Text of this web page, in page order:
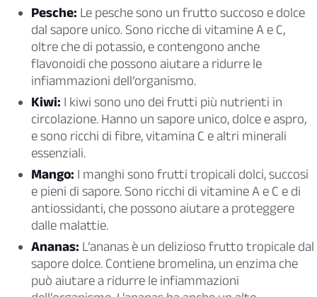
Pesche: Le pesche sono un frutto succoso e dolce
dal sapore unico. Sono ricche di vitamine A e C,
oltre che di potassio, e contengono anche
flavonoidi che possono aiutare a ridurre le
infiammazioni dell’organismo.
Kiwi: I kiwi sono uno dei frutti più nutrienti in
circolazione. Hanno un sapore unico, dolce e aspro,
e sono ricchi di fibre, vitamina C e altri minerali
essenziali.
Mango: I manghi sono frutti tropicali dolci, succosi
e pieni di sapore. Sono ricchi di vitamine A e C e di
antiossidanti, che possono aiutare a proteggere
dalle malattie.
Ananas: L’ananas è un delizioso frutto tropicale dal
sapore dolce. Contiene bromelina, un enzima che
può aiutare a ridurre le infiammazioni